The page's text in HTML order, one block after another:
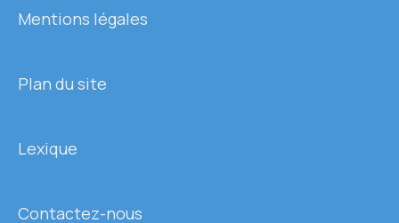
Mentions légales
Plan du site
Lexique
Contactez-nous